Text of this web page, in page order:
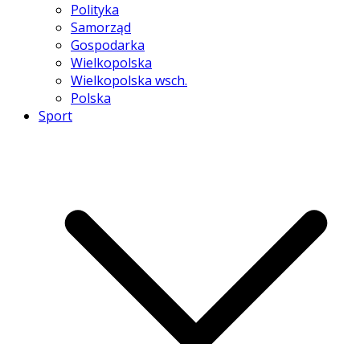
Polityka
Samorząd
Gospodarka
Wielkopolska
Wielkopolska wsch.
Polska
Sport